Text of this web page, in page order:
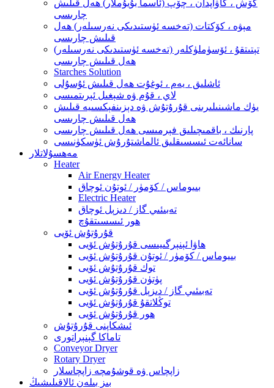
گۆش ، كاۋاپدان ، چۆپ (ئاسما بۇيۇملار) ھەل قىلىش
چارىسى
مېۋە ، كۆكتات (تەخسە ئۈستىدىكى نەرسىلەر) ھەل
قىلىش چارىسى
تېتىتقۇ ، ئۆسۈملۈكلەر (تەخسە ئۈستىدىكى نەرسىلەر)
ھەل قىلىش چارىسى
Starches Solution
ئاشلىق ، يەم ، ئوغۇت ھەل قىلىش ئۇسۇلى
لاي ، قۇم ۋە شېغىل ئېرىتمىسى
يۈك ماشىنىلىرىنى قۇرۇتۇش ۋە دېزىنفېكسىيە قىلىش
ھەل قىلىش چارىسى
پارنىك ، باقمىچىلىق فېرمىسى ھەل قىلىش چارىسى
سانائەت ئىسسىقلىق ئالماشتۇرۇش ئۈسكۈنىسى
مەھسۇلاتلار
Heater
Air Energy Heater
بىيوماس / كۆمۈر / ئوتۇن ئوچاق
Electric Heater
تەبىئىي گاز / دىزېل ئوچاق
ھور ئىسسىتقۇچ
قۇرۇتۇش ئۆيى
ھاۋا ئېنېرگىيىسى قۇرۇتۇش ئۆيى
بىيوماس / كۆمۈر / ئوتۇن قۇرۇتۇش ئۆيى
توك قۇرۇتۇش ئۆيى
پۈتۈن قۇرۇتۇش ئۆيى
تەبىئىي گاز / دىزېل قۇرۇتۇش ئۆيى
توڭلاتقۇ قۇرۇتۇش ئۆيى
ھور قۇرۇتۇش ئۆيى
ئىشكاپنى قۇرۇتۇش
تاماكا گېنېراتورى
Conveyor Dryer
Rotary Dryer
زاپچاس ۋە قوشۇمچە زاپچاسلار
بىز بىلەن ئالاقىلىشىڭ